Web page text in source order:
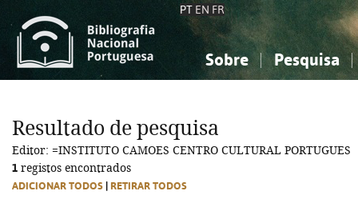
PT EN FR
Sobre Pesquisa
Ciências sociais...
Ciências sociais...
Resultado de pesquisa
Editor: =INSTITUTO CAMOES CENTRO CULTURAL PORTUGUES
1 registos encontrados
ADICIONAR TODOS RETIRAR TODOS